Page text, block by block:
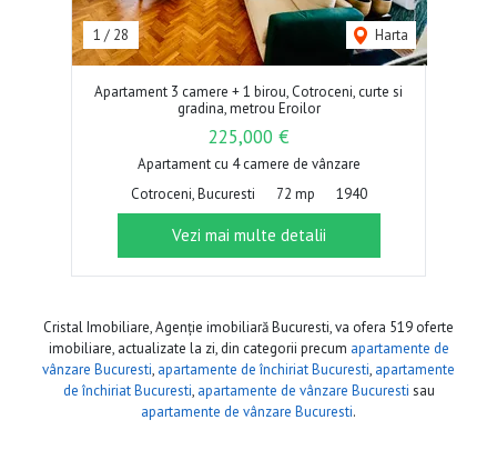
1 / 28 Harta
Apartament 3 camere + 1 birou, Cotroceni, curte si
gradina, metrou Eroilor
225,000 €
Apartament cu 4 camere de vânzare
Cotroceni, Bucuresti
72 mp 1940
Vezi mai multe detalii
Cristal Imobiliare, Agenție imobiliară Bucuresti, va ofera 519 oferte
imobiliare, actualizate la zi, din categorii precum apartamente de
vânzare Bucuresti, apartamente de închiriat Bucuresti, apartamente
de închiriat Bucuresti, apartamente de vânzare Bucuresti sau
apartamente de vânzare Bucuresti.